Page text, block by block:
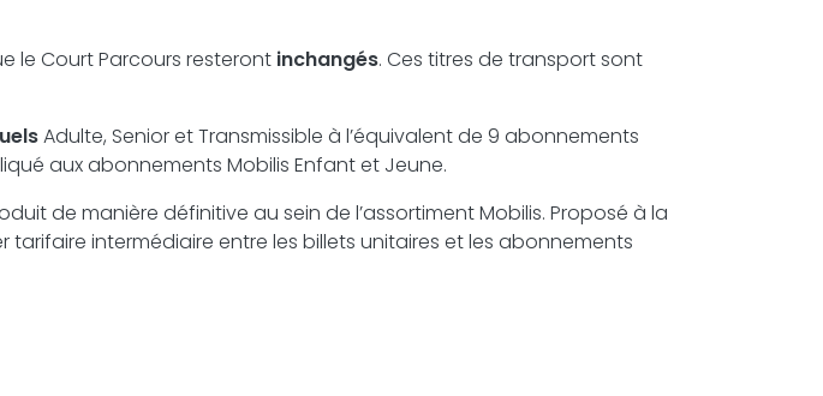
le Court Parcours resteront inchangés. Ces titres de transport sont
Adulte, Senior et Transmissible à l’équivalent de 9 abonnements
aux abonnements Mobilis Enfant et Jeune.
de manière définitive au sein de l’assortiment Mobilis. Proposé à la
intermédiaire entre les billets unitaires et les abonnements